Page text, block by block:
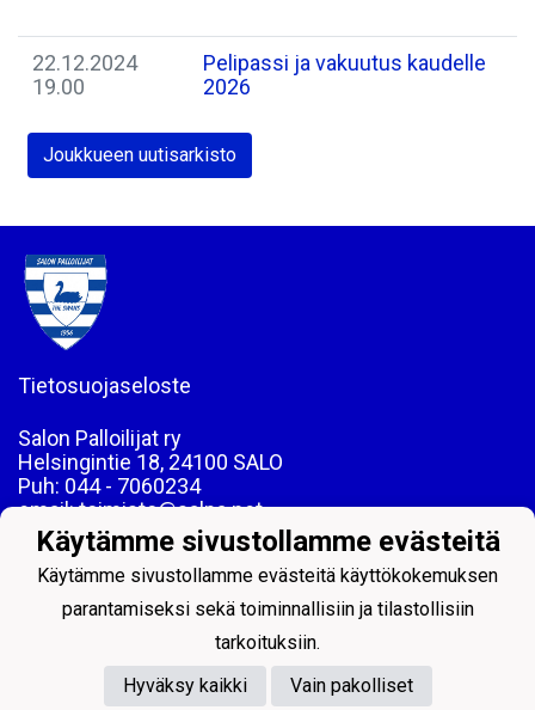
22.12.2024
19.00
Pelipassi ja vakuutus kaudelle
2026
Joukkueen uutisarkisto
Tietosuojaseloste
Salon Palloilijat ry
Helsingintie 18, 24100 SALO
Puh: 044 - 7060234
email: toimisto@salpa.net
LY 0139538-2
Powered by
Käytämme sivustollamme evästeitä
Käytämme sivustollamme evästeitä käyttökokemuksen
parantamiseksi sekä toiminnallisiin ja tilastollisiin
tarkoituksiin.
Hyväksy kaikki
Vain pakolliset